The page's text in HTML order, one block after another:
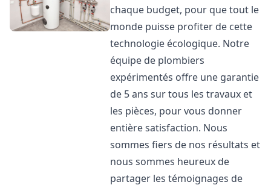
chaque budget, pour que tout le
monde puisse profiter de cette
technologie écologique. Notre
équipe de plombiers
expérimentés offre une garantie
de 5 ans sur tous les travaux et
les pièces, pour vous donner
entière satisfaction. Nous
sommes fiers de nos résultats et
nous sommes heureux de
partager les témoignages de